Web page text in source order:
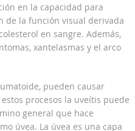
en la capacidad para
de la función visual derivada
en sangre. Además,
xantelasmas y el arco
pueden causar
procesos la uveítis puede
general que hace
úvea. La úvea es una capa